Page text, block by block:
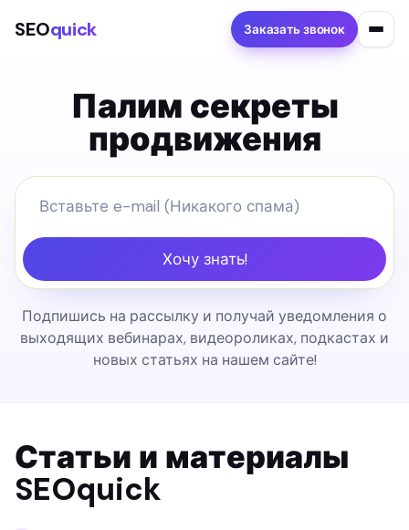
SEOquick Заказать звонок
Палим секреты
продвижения
Хочу знать!
Подпишись на рассылку и получай уведомления о
выходящих вебинарах, видеороликах, подкастах и
новых статьях на нашем сайте!
Статьи и материалы
SEOquick